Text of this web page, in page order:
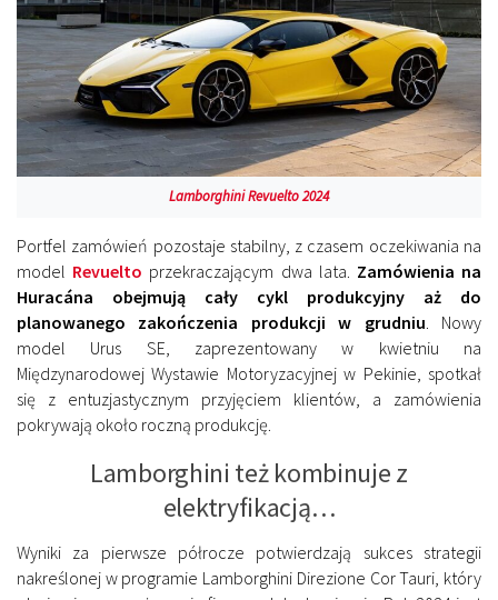
Lamborghini Revuelto 2024
Portfel zamówień pozostaje stabilny, z czasem oczekiwania na
model Revuelto przekraczającym dwa lata. Zamówienia na
Huracána obejmują cały cykl produkcyjny aż do
planowanego zakończenia produkcji w grudniu. Nowy
model Urus SE, zaprezentowany w kwietniu na
Międzynarodowej Wystawie Motoryzacyjnej w Pekinie, spotkał
się z entuzjastycznym przyjęciem klientów, a zamówienia
pokrywają około roczną produkcję.
Lamborghini też kombinuje z
elektryfikacją…
Wyniki za pierwsze półrocze potwierdzają sukces strategii
nakreślonej w programie Lamborghini Direzione Cor Tauri, który